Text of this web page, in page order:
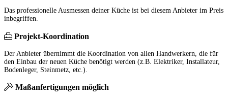
Das professionelle Ausmessen deiner Küche ist bei diesem Anbieter im Preis
inbegriffen.
Projekt-Koordination
Der Anbieter übernimmt die Koordination von allen Handwerkern, die für
den Einbau der neuen Küche benötigt werden (z.B. Elektriker, Installateur,
Bodenleger, Steinmetz, etc.).
Maßanfertigungen möglich